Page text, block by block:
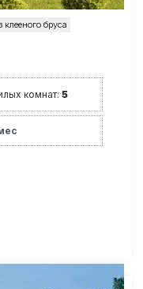
бруса
комнат:5